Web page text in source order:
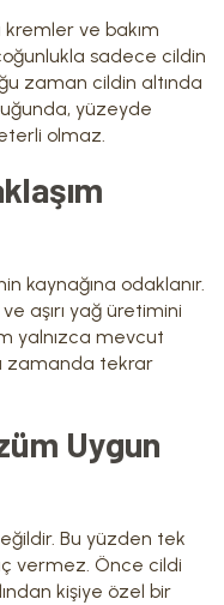
ve bakım
sadece cildin
zaman cildin altında
yüzeyde
olmaz.
kaynağına odaklanır.
aşırı yağ üretimini
yalnızca mevcut
zamanda tekrar
Uygun
Bu yüzden tek
vermez. Önce cildi
kişiye özel bir